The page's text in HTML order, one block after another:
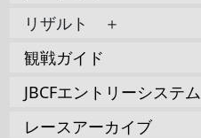
リザルト ＋
観戦ガイド
JBCFエントリーシステム
レースアーカイブ